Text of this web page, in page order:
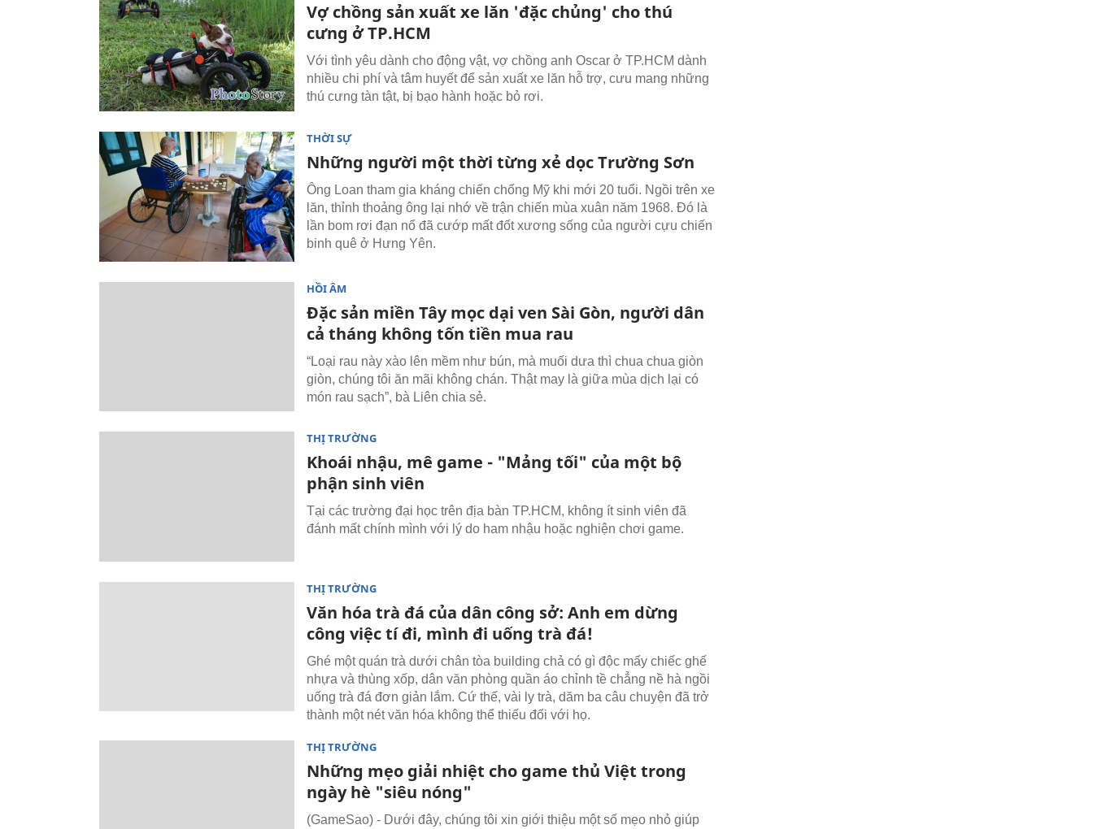
Vợ chồng sản xuất xe lăn 'đặc chủng' cho thú
cưng ở TP.HCM
Với tình yêu dành cho động vật, vợ chồng anh Oscar ở TP.HCM dành
nhiều chi phí và tâm huyết để sản xuất xe lăn hỗ trợ, cưu mang những
thú cưng tàn tật, bị bạo hành hoặc bỏ rơi.
THỜI SỰ
Những người một thời từng xẻ dọc Trường Sơn
Ông Loan tham gia kháng chiến chống Mỹ khi mới 20 tuổi. Ngồi trên xe
lăn, thỉnh thoảng ông lại nhớ về trận chiến mùa xuân năm 1968. Đó là
lần bom rơi đạn nổ đã cướp mất đốt xương sống của người cựu chiến
binh quê ở Hưng Yên.
HỒI ÂM
Đặc sản miền Tây mọc dại ven Sài Gòn, người dân
cả tháng không tốn tiền mua rau
“Loại rau này xào lên mềm như bún, mà muối dưa thì chua chua giòn
giòn, chúng tôi ăn mãi không chán. Thật may là giữa mùa dịch lại có
món rau sạch”, bà Liên chia sẻ.
THỊ TRƯỜNG
Khoái nhậu, mê game - "Mảng tối" của một bộ
phận sinh viên
Tại các trường đại học trên địa bàn TP.HCM, không ít sinh viên đã
đánh mất chính mình với lý do ham nhậu hoặc nghiện chơi game.
THỊ TRƯỜNG
Văn hóa trà đá của dân công sở: Anh em dừng
công việc tí đi, mình đi uống trà đá!
Ghé một quán trà dưới chân tòa building chả có gì độc mấy chiếc ghế
nhựa và thùng xốp, dân văn phòng quần áo chỉnh tề chẳng nề hà ngồi
uống trà đá đơn giản lắm. Cứ thế, vài ly trà, dăm ba câu chuyện đã trở
thành một nét văn hóa không thể thiếu đối với họ.
THỊ TRƯỜNG
Những mẹo giải nhiệt cho game thủ Việt trong
ngày hè "siêu nóng"
(GameSao) - Dưới đây, chúng tôi xin giới thiệu một số mẹo nhỏ giúp